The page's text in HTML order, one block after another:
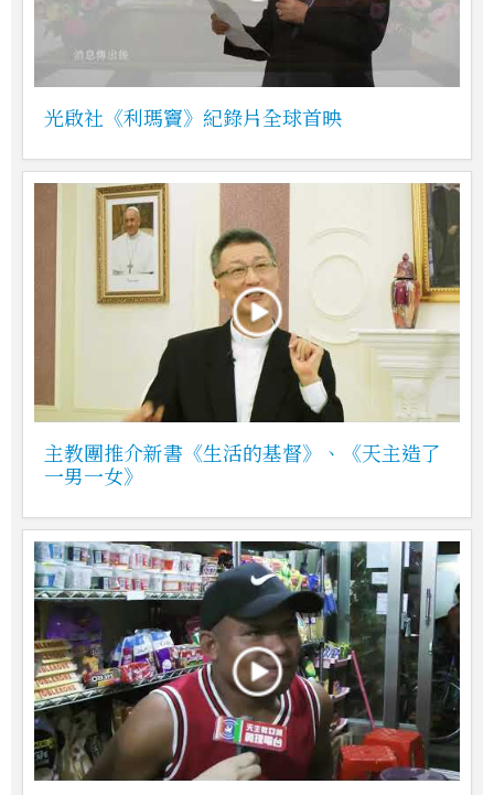
光啟社《利瑪竇》紀錄片全球首映
主教團推介新書《生活的基督》、《天主造了
一男一女》